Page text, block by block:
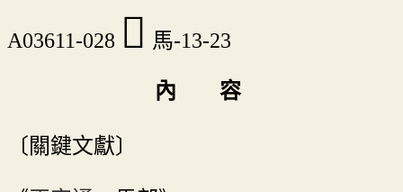
A03611-028 󵎨 馬-13-23
內 容
〔關鍵文獻〕